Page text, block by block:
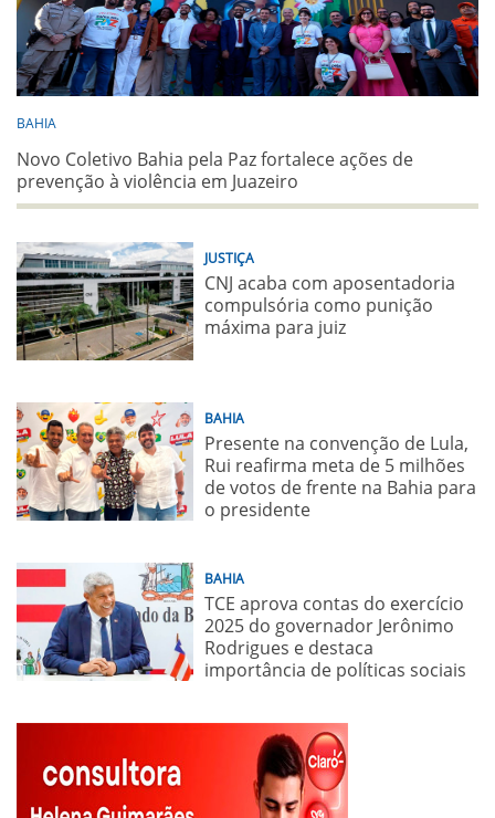
BAHIA
Novo Coletivo Bahia pela Paz fortalece ações de
prevenção à violência em Juazeiro
JUSTIÇA
CNJ acaba com aposentadoria
compulsória como punição
máxima para juiz
BAHIA
Presente na convenção de Lula,
Rui reafirma meta de 5 milhões
de votos de frente na Bahia para
o presidente
BAHIA
TCE aprova contas do exercício
2025 do governador Jerônimo
Rodrigues e destaca
importância de políticas sociais